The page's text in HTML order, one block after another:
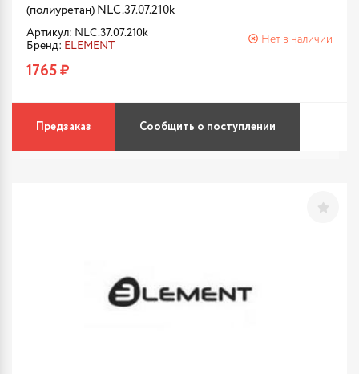
(полиуретан) NLC.37.07.210k
Артикул: NLC.37.07.210k
Бренд: ELEMENT
Нет в наличии
1765 ₽
Предзаказ Сообщить о поступлении